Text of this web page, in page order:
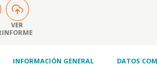
VER
INFORME
INFORMACIÓN GENERAL DATOS